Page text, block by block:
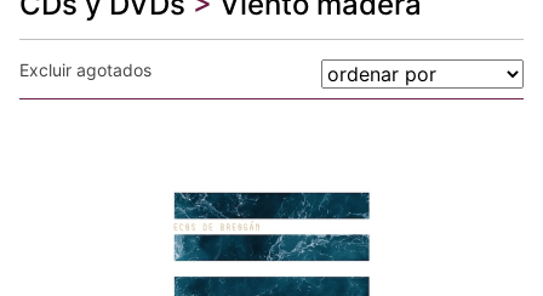
Excluir agotados